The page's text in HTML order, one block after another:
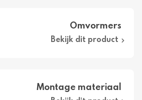
Omvormers
Bekijk dit product
Montage materiaal